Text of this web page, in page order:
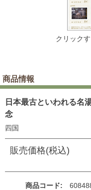
クリック
商品情報
日本最古といわれる
念
四国
販売価格(税込)
商品コード